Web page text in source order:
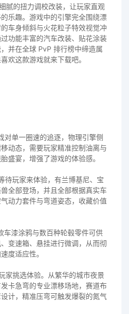
腻的扭力调校改装，让玩家直观
乐趣。游戏中的引擎完全围绕漂
车身倾斜与火花粒子特效视觉冲
功能丰富的汽车改装、贴花涂装
并在全球 PvP 排行榜中缔造属
欢这款游戏就来下载吧。
对单一圈速的追逐，物理引擎侧
动态，需要玩家精准控制油离与
盛宴，增强了游戏的体验感。
待玩家来体验，有兰博基尼、宝
全部登场，并且全部根据真实车
动力套件与弯道姿态，收藏价值
车漆涂鸦与数百种轮毂零件可供
变速箱、悬挂进行微调，从而彻
度适应性。
家挑选体验。从繁华的城市夜景
卡急弯的专业漂移场地，赛道布
计，精准压弯可触发爆裂的氮气